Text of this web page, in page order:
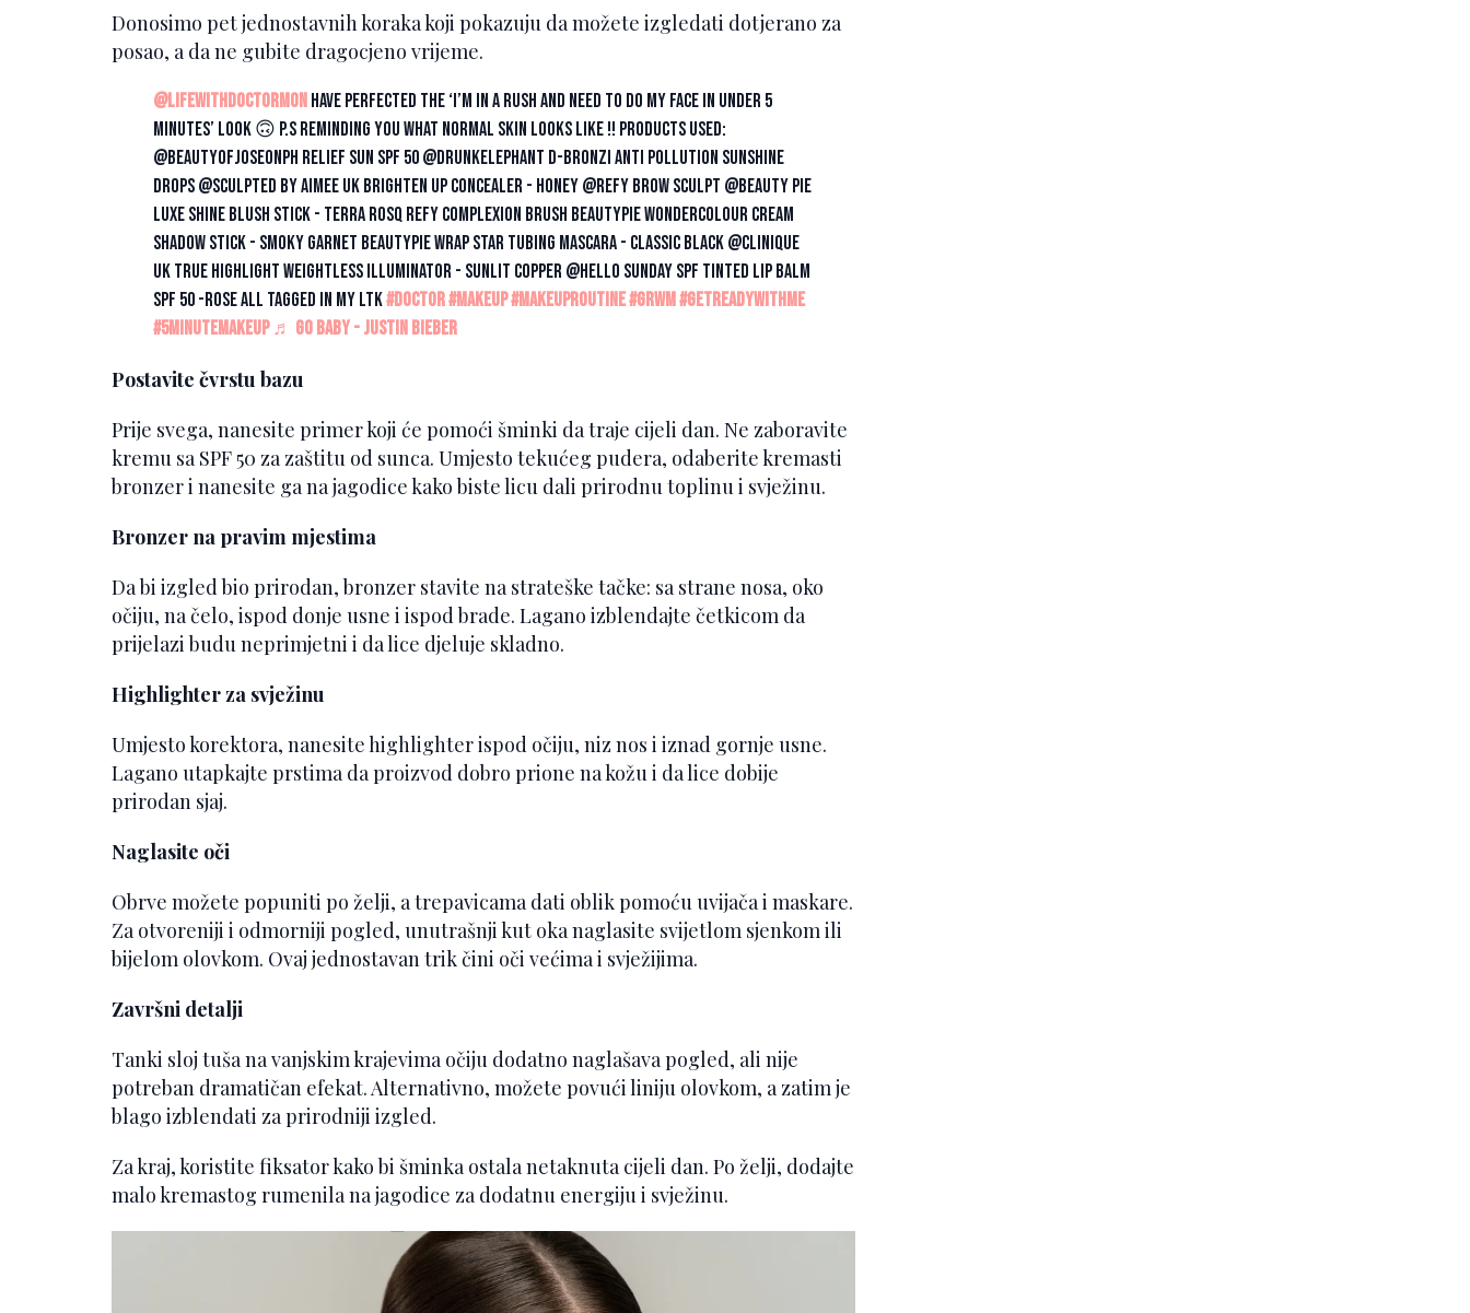
Donosimo pet jednostavnih koraka koji pokazuju da možete izgledati dotjerano za
posao, a da ne gubite dragocjeno vrijeme.
@lifewithdoctormon have perfected the ‘I’m in a rush and need to do my face in under 5
minutes’ look 🙃 p.s reminding you what normal skin looks like !! products used:
@beautyofjoseonph relief sun SPF 50 @drunkelephant d-bronzi anti pollution sunshine
drops @Sculpted by Aimee UK brighten up concealer - honey @REFY brow sculpt @Beauty Pie
luxe shine blush stick - terra rosq REFY complexion brush BEAUTYPIE wondercolour cream
shadow stick - smoky garnet BEAUTYPIE wrap star tubing mascara - classic black @Clinique
UK true highlight weightless illuminator - sunlit copper @Hello Sunday SPF tinted lip balm
SPF 50 -rose all tagged in my LTK#doctor#makeup#makeuproutine#grwm#getreadywithme
#5minutemakeup ♬ GO BABY - Justin Bieber
Postavite čvrstu bazu
Prije svega, nanesite primer koji će pomoći šminki da traje cijeli dan. Ne zaboravite
kremu sa SPF 50 za zaštitu od sunca. Umjesto tekućeg pudera, odaberite kremasti
bronzer i nanesite ga na jagodice kako biste licu dali prirodnu toplinu i svježinu.
Bronzer na pravim mjestima
Da bi izgled bio prirodan, bronzer stavite na strateške tačke: sa strane nosa, oko
očiju, na čelo, ispod donje usne i ispod brade. Lagano izblendajte četkicom da
prijelazi budu neprimjetni i da lice djeluje skladno.
Highlighter za svježinu
Umjesto korektora, nanesite highlighter ispod očiju, niz nos i iznad gornje usne.
Lagano utapkajte prstima da proizvod dobro prione na kožu i da lice dobije
prirodan sjaj.
Naglasite oči
Obrve možete popuniti po želji, a trepavicama dati oblik pomoću uvijača i maskare.
Za otvoreniji i odmorniji pogled, unutrašnji kut oka naglasite svijetlom sjenkom ili
bijelom olovkom. Ovaj jednostavan trik čini oči većima i svježijima.
Završni detalji
Tanki sloj tuša na vanjskim krajevima očiju dodatno naglašava pogled, ali nije
potreban dramatičan efekat. Alternativno, možete povući liniju olovkom, a zatim je
blago izblendati za prirodniji izgled.
Za kraj, koristite fiksator kako bi šminka ostala netaknuta cijeli dan. Po želji, dodajte
malo kremastog rumenila na jagodice za dodatnu energiju i svježinu.